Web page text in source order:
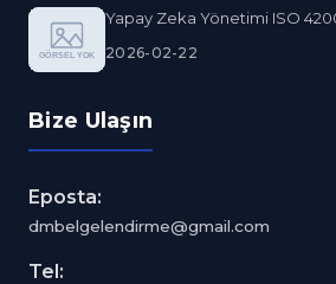
Yapay Zeka Yönetimi ISO
2026-02-22
Bize Ulaşın
Eposta:
dmbelgelendirme@gmail.com
Tel: